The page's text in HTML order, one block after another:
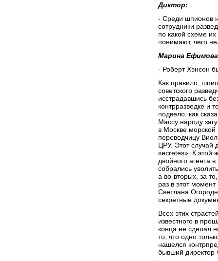
Диктор:
- Среди шпионов
сотрудники
по какой схеме
понимают, чего
Марина
- Роберт Хэнсон
Как правило,
советского
исстрадавшись
контрразведке и
подвело, как
Массу народу
в Москве морской
переводчицу
ЦРУ. Этот случай
secretes». К этой
двойного агента
собрались
а во-вторых, за
раз в этот
Светлана
секретные
Всех этих
известного в
конца не сделал
то, что одно
нашелся
бывший